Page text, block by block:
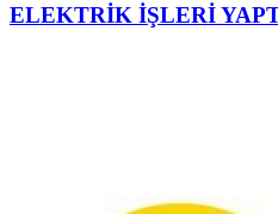
ELEKTRİK İŞLERİ